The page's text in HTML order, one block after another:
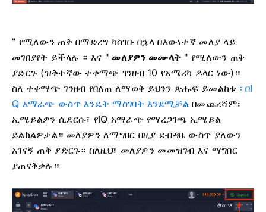
" የሚለውን ጠቅ በማድረግ ካስገቡ በኋላ በእውነተኛ መለያ ላይ
መገበያየት ይችላሉ ። እና " መለያዎን መሙላት " የሚለውን ጠቅ
ያድርጉ (ዝቅተኛው ተቀማጭ ገንዘብ 10 የአሜሪካ ዶላር ነው)።
ስለ ተቀማጭ ገንዘብ የበለጠ ለማወቅ ይህንን ጽሑፍ ይመልከቱ ፡ በI
Q አማራጭ ውስጥ እንዴት ማስገባት እንደሚቻልበመጨረሻም፣
ኢሜይልዎን ሲደርሱ፣ የIQ አማራጭ የማረጋገጫ ኢሜይል
ይልክልዎታል። መለያዎን ለማግበር በዚያ ደብዳቤ ውስጥ ያለውን
አገናኝ ጠቅ ያድርጉ። ስለዚህ፣ መለያዎን መመዝገብ እና ማግበር
ያጠናቅቃሉ።